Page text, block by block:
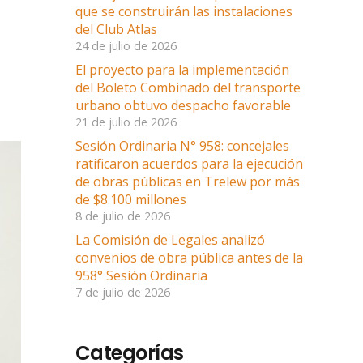
que se construirán las instalaciones
del Club Atlas
24 de julio de 2026
El proyecto para la implementación
del Boleto Combinado del transporte
urbano obtuvo despacho favorable
21 de julio de 2026
Sesión Ordinaria N° 958: concejales
ratificaron acuerdos para la ejecución
de obras públicas en Trelew por más
de $8.100 millones
8 de julio de 2026
La Comisión de Legales analizó
convenios de obra pública antes de la
958° Sesión Ordinaria
7 de julio de 2026
Categorías